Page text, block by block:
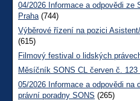
04/2026 Informace a odpovědi ze
Praha(744)
Výběrové řízení na pozici
(615)
Filmový festival o lidských
Měsíčník SONS CL červen č. 123
05/2026 Informace a odpovědi na
právní poradny SONS (265)